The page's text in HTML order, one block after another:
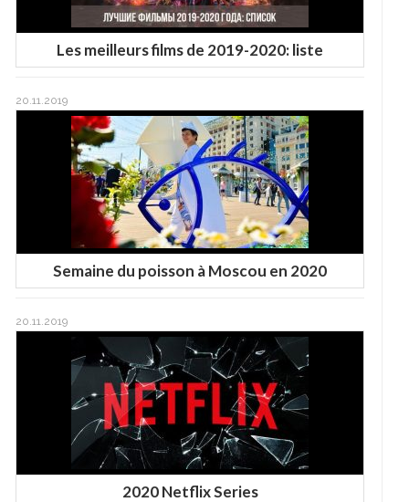
Les meilleurs films de 2019-2020: liste
20.11.2019
Semaine du poisson à Moscou en 2020
20.11.2019
2020 Netflix Series